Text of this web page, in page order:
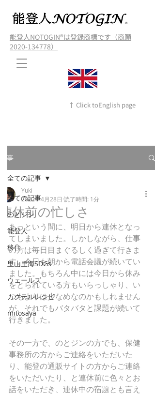
能登人NOTOGIN®️は登録商標です（商願
2020-134778）
↑ Click toEnglish page
記事
全ての記事
のとジン
能登人
移住
里山里海SDGs
ウェールズ
カクテルレシピ
mitosaya
全ての記事
連休前の忙しさ
Yuki
2022年4月28日 読了時間: 1分
あっという間に、明日から連休となっ
てしまいました。しかしながら、仕事
の方は毎日目まぐるしく過ぎて行きま
す。今日も朝から電話会議が続いてい
ました。もちろん中には今日から休み
をとられている方もいらっしゃり、い
つもよりは少なめなのかもしれません
が、それでもバタバタと課題が続いて
行きました。
その一方で、のとジンの方でも、保健
事務所の方からご連絡をいただいた
り、能登の通販サイトの方からご連絡
をいただいたり、と連休前に色々とお
話をいただき、連休中の宿題とも言え